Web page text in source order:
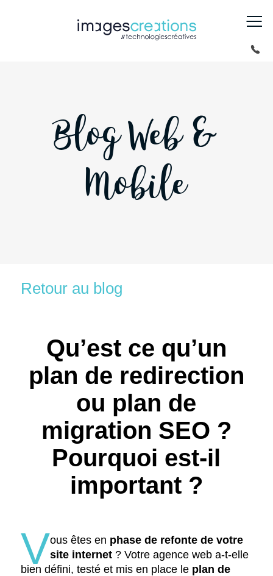
Blog Web &
Mobile
Retour au blog
Qu’est ce qu’un
plan de redirection
ou plan de
migration SEO ?
Pourquoi est-il
important ?
Vous êtes en phase de refonte de votre
site internet? Votre agence web a-t-elle
bien défini, testé et mis en place le plan de